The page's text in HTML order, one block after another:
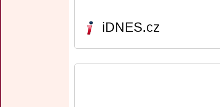
iDNES.cz